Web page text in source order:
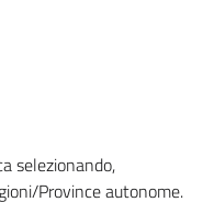
selezionando,
Province autonome.